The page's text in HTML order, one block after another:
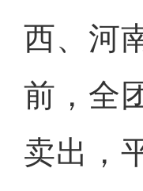
西、河
前，全
卖出，